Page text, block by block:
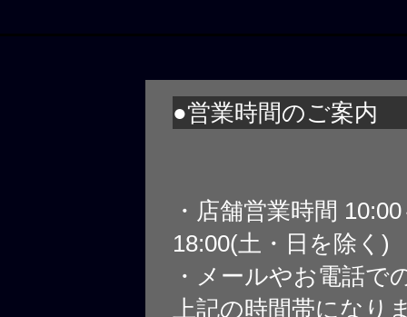
●営業時間のご案内
・店舗営業時間
18:00(土・日を除く)
・メールやお電話で
上記の時間帯になり